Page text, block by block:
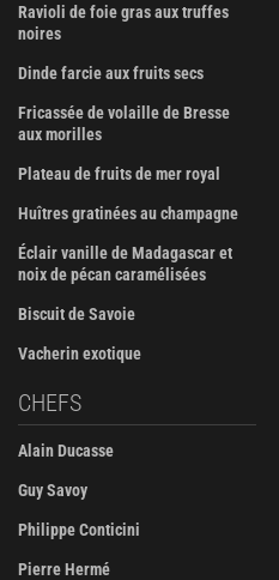
Ravioli de foie gras aux truffes
noires
Dinde farcie aux fruits secs
Fricassée de volaille de Bresse
aux morilles
Plateau de fruits de mer royal
Huîtres gratinées au champagne
Éclair vanille de Madagascar et
noix de pécan caramélisées
Biscuit de Savoie
Vacherin exotique
CHEFS
Alain Ducasse
Guy Savoy
Philippe Conticini
Pierre Hermé